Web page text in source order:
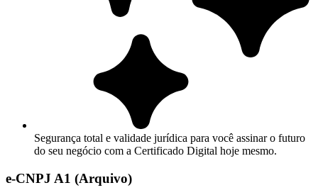
Segurança total e validade jurídica para você assinar o futuro
do seu negócio com a Certificado Digital hoje mesmo.
e-CNPJ A1 (Arquivo)